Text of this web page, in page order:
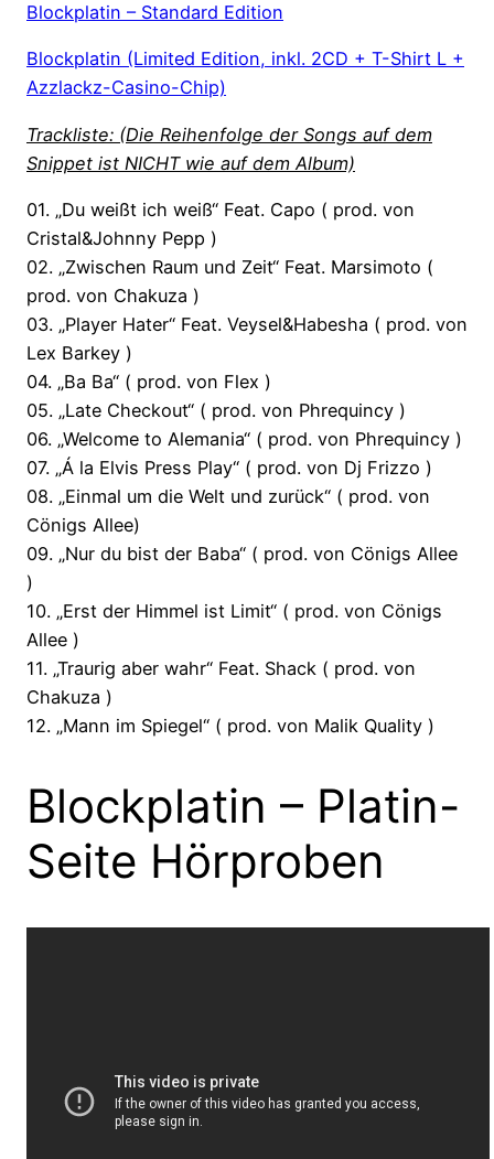
Blockplatin – Standard Edition
Blockplatin (Limited Edition, inkl. 2CD + T-Shirt L +
Azzlackz-Casino-Chip)
Trackliste: (Die Reihenfolge der Songs auf dem
Snippet ist NICHT wie auf dem Album)
01. „Du weißt ich weiß“ Feat. Capo ( prod. von
Cristal&Johnny Pepp )
02. „Zwischen Raum und Zeit“ Feat. Marsimoto (
prod. von Chakuza )
03. „Player Hater“ Feat. Veysel&Habesha ( prod. von
Lex Barkey )
04. „Ba Ba“ ( prod. von Flex )
05. „Late Checkout“ ( prod. von Phrequincy )
06. „Welcome to Alemania“ ( prod. von Phrequincy )
07. „Á la Elvis Press Play“ ( prod. von Dj Frizzo )
08. „Einmal um die Welt und zurück“ ( prod. von
Cönigs Allee)
09. „Nur du bist der Baba“ ( prod. von Cönigs Allee
)
10. „Erst der Himmel ist Limit“ ( prod. von Cönigs
Allee )
11. „Traurig aber wahr“ Feat. Shack ( prod. von
Chakuza )
12. „Mann im Spiegel“ ( prod. von Malik Quality )
Blockplatin – Platin-
Seite Hörproben